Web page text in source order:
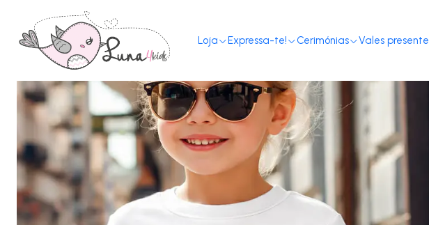
Loja Expressa-te! Cerimónias Vales presente